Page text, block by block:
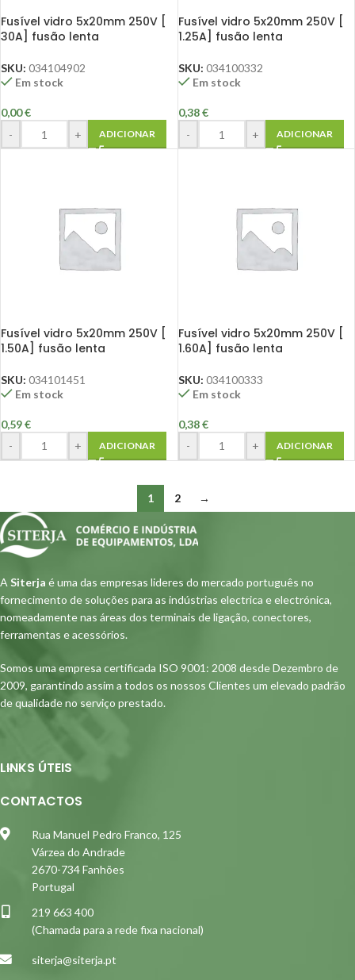
Fusível vidro 5x20mm 250V [
30A] fusão lenta
SKU: 034104902
Em stock
0,00€
-
+ ADICIONAR
Fusível vidro 5x20mm 250V [
1.25A] fusão lenta
SKU: 034100332
Em stock
0,38€
-
+ ADICIONAR
Fusível vidro 5x20mm 250V [
1.50A] fusão lenta
SKU: 034101451
Em stock
0,59€
-
+ ADICIONAR
Fusível vidro 5x20mm 250V [
1.60A] fusão lenta
SKU: 034100333
Em stock
0,38€
-
+ ADICIONAR
1 2 →
A Siterja é uma das empresas lideres do mercado português no
fornecimento de soluções para as indústrias electrica e electrónica,
nomeadamente nas áreas dos terminais de ligação, conectores,
ferramentas e acessórios.
Somos uma empresa certificada ISO 9001: 2008 desde Dezembro de
2009, garantindo assim a todos os nossos Clientes um elevado padrão
de qualidade no serviço prestado.
LINKS ÚTEIS
CONTACTOS
Rua Manuel Pedro Franco, 125
Várzea do Andrade
2670-734 Fanhões
Portugal
219 663 400
(Chamada para a rede fixa nacional)
siterja@siterja.pt